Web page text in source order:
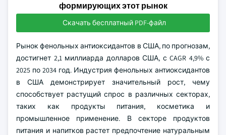
формирующих этот рынок
Скачать бесплатный PDF-файл
Рынок фенольных антиоксидантов в США, по прогнозам,
достигнет 2,1 миллиарда долларов США, с CAGR 4,9% с
2025 по 2034 год. Индустрия фенольных антиоксидантов
в США демонстрирует значительный рост, чему
способствует растущий спрос в различных секторах,
таких как продукты питания, косметика и
промышленное применение. В секторе продуктов
питания и напитков растет предпочтение натуральным